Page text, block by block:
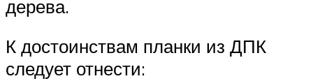
дерева.
К достоинствам планки из ДПК
следует отнести: